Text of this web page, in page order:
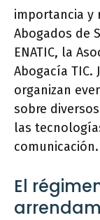
importancia y
Abogados de
ENATIC, la
Abogacía TIC.
organizan
sobre
las
comunicación.
El